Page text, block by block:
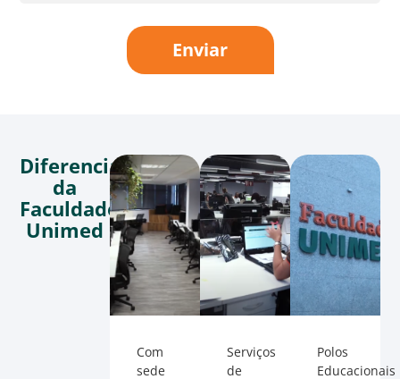
Enviar
Diferenciais
da
Faculdade
Unimed
Com
sede
Serviços
de
Polos
Educacionais